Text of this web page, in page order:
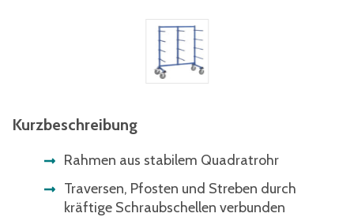
Kurzbeschreibung
Rahmen aus stabilem Quadratrohr
Traversen, Pfosten und Streben durch
kräftige Schraubschellen verbunden